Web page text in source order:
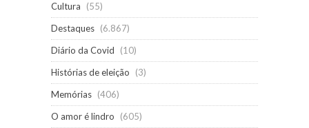
Cultura
(55)
Destaques (6.867)
Diário da Covid
(10)
Histórias de eleição
(3)
Memórias (406)
O amor é lindro
(605)